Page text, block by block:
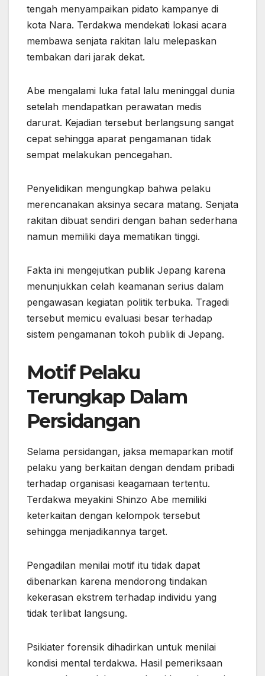
tengah menyampaikan pidato kampanye di
kota Nara. Terdakwa mendekati lokasi acara
membawa senjata rakitan lalu melepaskan
tembakan dari jarak dekat.
Abe mengalami luka fatal lalu meninggal dunia
setelah mendapatkan perawatan medis
darurat. Kejadian tersebut berlangsung sangat
cepat sehingga aparat pengamanan tidak
sempat melakukan pencegahan.
Penyelidikan mengungkap bahwa pelaku
merencanakan aksinya secara matang. Senjata
rakitan dibuat sendiri dengan bahan sederhana
namun memiliki daya mematikan tinggi.
Fakta ini mengejutkan publik Jepang karena
menunjukkan celah keamanan serius dalam
pengawasan kegiatan politik terbuka. Tragedi
tersebut memicu evaluasi besar terhadap
sistem pengamanan tokoh publik di Jepang.
Motif Pelaku
Terungkap Dalam
Persidangan
Selama persidangan, jaksa memaparkan motif
pelaku yang berkaitan dengan dendam pribadi
terhadap organisasi keagamaan tertentu.
Terdakwa meyakini Shinzo Abe memiliki
keterkaitan dengan kelompok tersebut
sehingga menjadikannya target.
Pengadilan menilai motif itu tidak dapat
dibenarkan karena mendorong tindakan
kekerasan ekstrem terhadap individu yang
tidak terlibat langsung.
Psikiater forensik dihadirkan untuk menilai
kondisi mental terdakwa. Hasil pemeriksaan